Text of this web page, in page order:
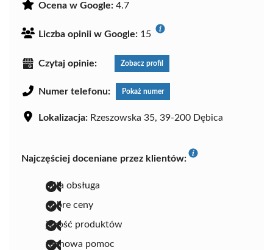
Ocena w Google: 4.7
Liczba opinii w Google: 15
Czytaj opinie: Zobacz profil
Numer telefonu: Pokaż numer
Lokalizacja: Rzeszowska 35, 39-200 Dębica
Najczęściej doceniane przez klientów:
miła obsługa
dobre ceny
jakość produktów
fachowa pomoc